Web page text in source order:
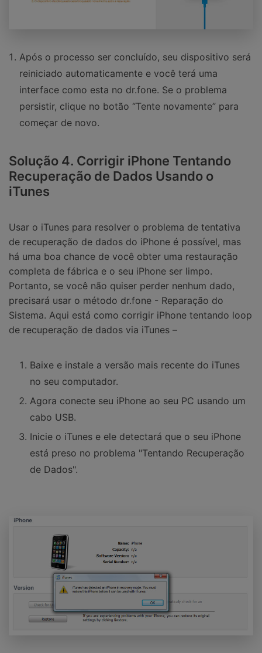
Após o processo ser concluído, seu dispositivo será
reiniciado automaticamente e você terá uma
interface como esta no dr.fone. Se o problema
persistir, clique no botão “Tente novamente” para
começar de novo.
Solução 4. Corrigir iPhone Tentando
Recuperação de Dados Usando o
iTunes
Usar o iTunes para resolver o problema de tentativa
de recuperação de dados do iPhone é possível, mas
há uma boa chance de você obter uma restauração
completa de fábrica e o seu iPhone ser limpo.
Portanto, se você não quiser perder nenhum dado,
precisará usar o método dr.fone - Reparação do
Sistema. Aqui está como corrigir iPhone tentando loop
de recuperação de dados via iTunes –
Baixe e instale a versão mais recente do iTunes
no seu computador.
Agora conecte seu iPhone ao seu PC usando um
cabo USB.
Inicie o iTunes e ele detectará que o seu iPhone
está preso no problema "Tentando Recuperação
de Dados".